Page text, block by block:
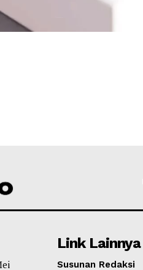
Link Lainnya
Susunan Redaksi